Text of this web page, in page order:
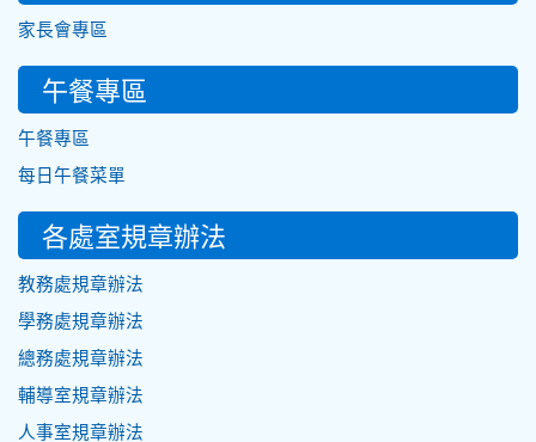
家長會專區
午餐專區
午餐專區
每日午餐菜單
各處室規章辦法
教務處規章辦法
學務處規章辦法
總務處規章辦法
輔導室規章辦法
人事室規章辦法